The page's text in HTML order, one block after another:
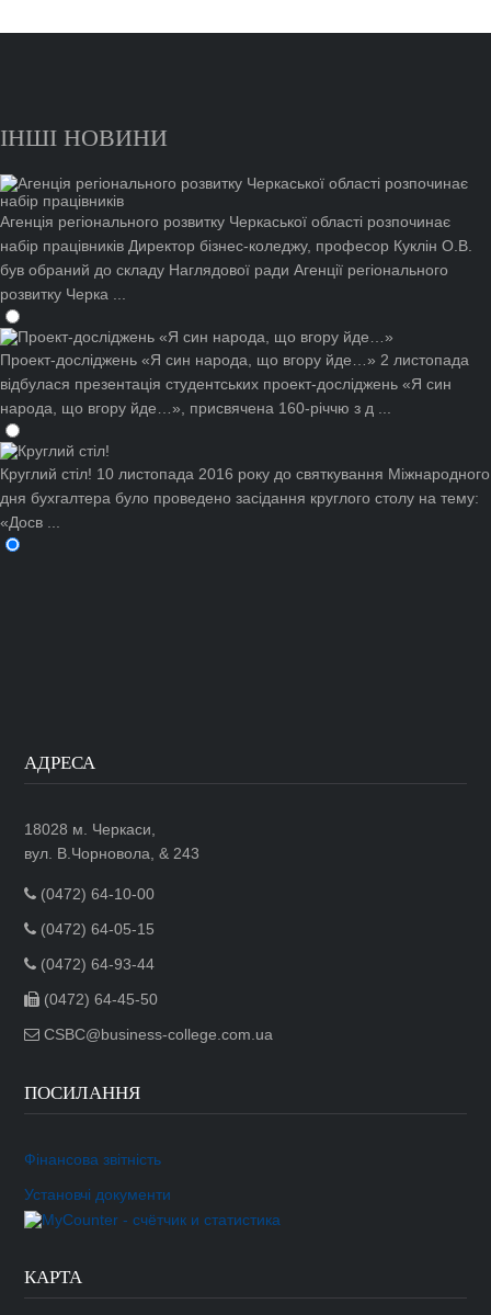
ІНШІ НОВИНИ
Агенція регіонального розвитку Черкаської області розпочинає
набір працівників Директор бізнес-коледжу, професор Куклін О.В.
був обраний до складу Наглядової ради Агенції регіонального
розвитку Черка ...
Проект-досліджень «Я син народа, що вгору йде…» 2 листопада
відбулася презентація студентських проект-досліджень «Я син
народа, що вгору йде…», присвячена 160-річчю з д ...
Круглий стіл! 10 листопада 2016 року до святкування Міжнародного
дня бухгалтера було проведено засідання круглого столу на тему:
«Досв ...
АДРЕСА
18028 м. Черкаси,
вул. В.Чорновола, & 243
(0472) 64-10-00
(0472) 64-05-15
(0472) 64-93-44
(0472) 64-45-50
CSBC@business-college.com.ua
ПОСИЛАННЯ
Фінансова звітність
Установчі документи
КАРТА